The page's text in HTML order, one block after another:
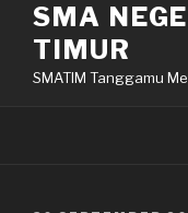
SMA
TIMUR
SMATIM Tanggamu